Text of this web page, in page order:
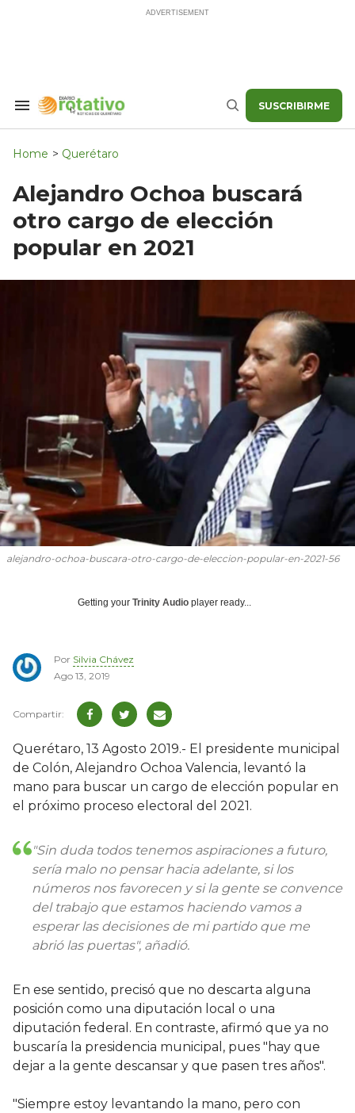
Search
Navigation
Buscar SUSCRIBIRME
Home > Querétaro
Alejandro Ochoa buscará
otro cargo de elección
popular en 2021
alejandro-ochoa-buscara-otro-cargo-de-eleccion-popular-en-2021-56
Getting your Trinity Audio player ready...
Por Silvia Chávez
Ago 13, 2019
Querétaro, 13 Agosto 2019.- El presidente municipal
de Colón, Alejandro Ochoa Valencia, levantó la
mano para buscar un cargo de elección popular en
el próximo proceso electoral del 2021.
"Sin duda todos tenemos aspiraciones a futuro,
sería malo no pensar hacia adelante, si los
números nos favorecen y si la gente se convence
del trabajo que estamos haciendo vamos a
esperar las decisiones de mi partido que me
abrió las puertas", añadió.
En ese sentido, precisó que no descarta alguna
posición como una diputación local o una
diputación federal. En contraste, afirmó que ya no
buscaría la presidencia municipal, pues "hay que
dejar a la gente descansar y que pasen tres años".
"Siempre estoy levantando la mano, pero con